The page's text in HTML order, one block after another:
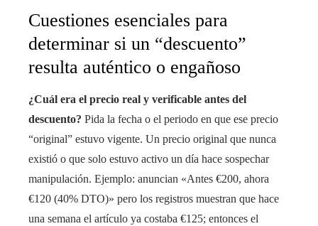
Cuestiones esenciales para
determinar si un “descuento”
resulta auténtico o engañoso
¿Cuál era el precio real y verificable antes del
descuento? Pida la fecha o el periodo en que ese precio
“original” estuvo vigente. Un precio original que nunca
existió o que solo estuvo activo un día hace sospechar
manipulación. Ejemplo: anuncian «Antes €200, ahora
€120 (40% DTO)» pero los registros muestran que hace
una semana el artículo ya costaba €125; entonces el